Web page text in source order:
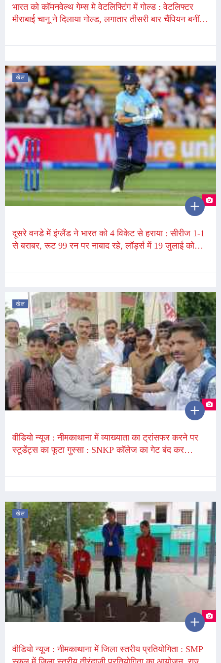
भारत को कॉमनवेल्थ गेम्स मे वेटलिफ्टिंग में गोल्ड : वेटलिफ्टर
मीराबाई चानू ने दिलाया गोल्ड, लगातार तीसरी बार चैंपियन बनीं,
खेल
दूसरे वनडे में इंग्लैंड ने भारत को 4 विकेट से हराया : सीरीज 1-1
से बराबर, रूट 99 रन पर नाबाद रहे, लॉर्ड्स में 19 जुलाई को
खेल
वीडियो न्यूज : नीमकाथाना में व्याख्याता का ट्रांसफर करने पर
स्टूडेंट्स का फूटा गुस्सा : SNKP कॉलेज का गेट बंद कर
पद खाली
खेल
वीडियो न्यूज : नीमकाथाना में जिला स्तरीय प्रतियोगिता : SMP